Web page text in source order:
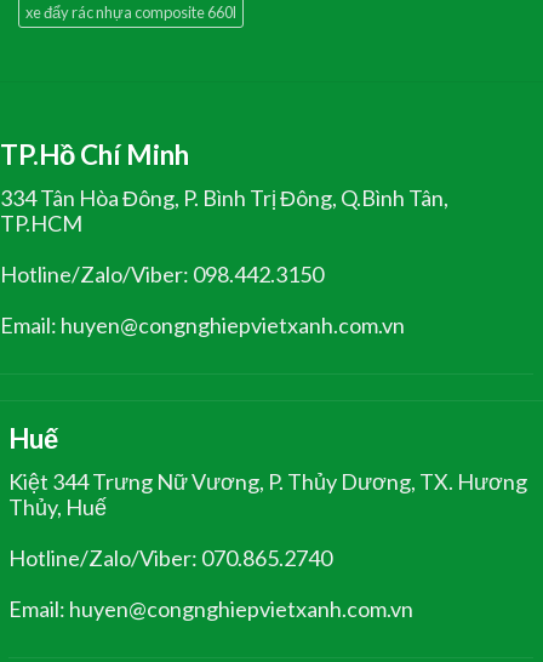
xe đẩy rác nhựa composite 660l
TP.Hồ Chí Minh
334 Tân Hòa Đông, P. Bình Trị Đông, Q.Bình Tân,
TP.HCM
Hotline/Zalo/Viber: 098.442.3150
Email: huyen@congnghiepvietxanh.com.vn
Huế
Kiệt 344 Trưng Nữ Vương, P. Thủy Dương, TX. Hương
Thủy, Huế
Hotline/Zalo/Viber: 070.865.2740
Email: huyen@congnghiepvietxanh.com.vn